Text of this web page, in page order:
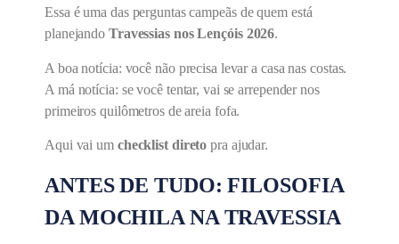
Essa é uma das perguntas campeãs de quem está
planejando Travessias nos Lençóis 2026.
A boa notícia: você não precisa levar a casa nas costas.
A má notícia: se você tentar, vai se arrepender nos
primeiros quilômetros de areia fofa.
Aqui vai um checklist direto pra ajudar.
ANTES DE TUDO: FILOSOFIA
DA MOCHILA NA TRAVESSIA